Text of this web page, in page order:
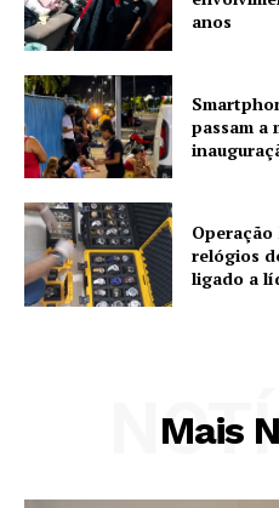
anos
passam a
relógios
ligado a
Mais